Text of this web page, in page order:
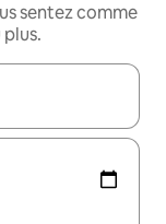
sentez comme
flèches vers le